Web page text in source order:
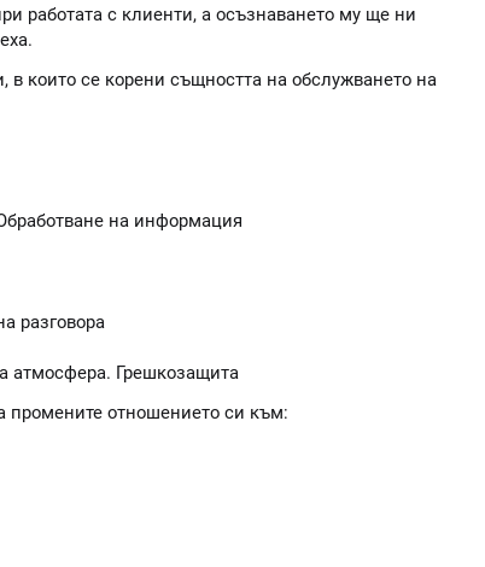
работата с клиенти, а осъзнаването му ще ни
в които се корени същността на обслужването на
на информация
разговора
атмосфера. Грешкозащита
промените отношението си към: